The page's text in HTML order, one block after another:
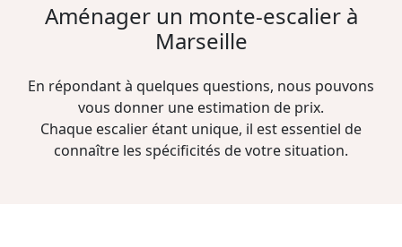
Aménager un monte-escalier à
Marseille
En répondant à quelques questions, nous pouvons
vous donner une estimation de prix.
Chaque escalier étant unique, il est essentiel de
connaître les spécificités de votre situation.